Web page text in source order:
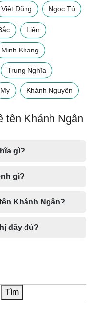
Việt Dũng Ngọc Tú
Liên
Minh Khang
Trung Nghĩa
My Khánh Nguyên
tên Khánh Ngân
gì?
gì?
Khánh Ngân?
đầy đủ?
Tìm